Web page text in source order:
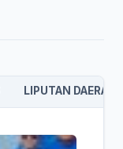
LIPUTAN DAERAH